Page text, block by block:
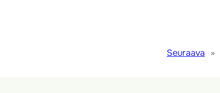
Seuraava »